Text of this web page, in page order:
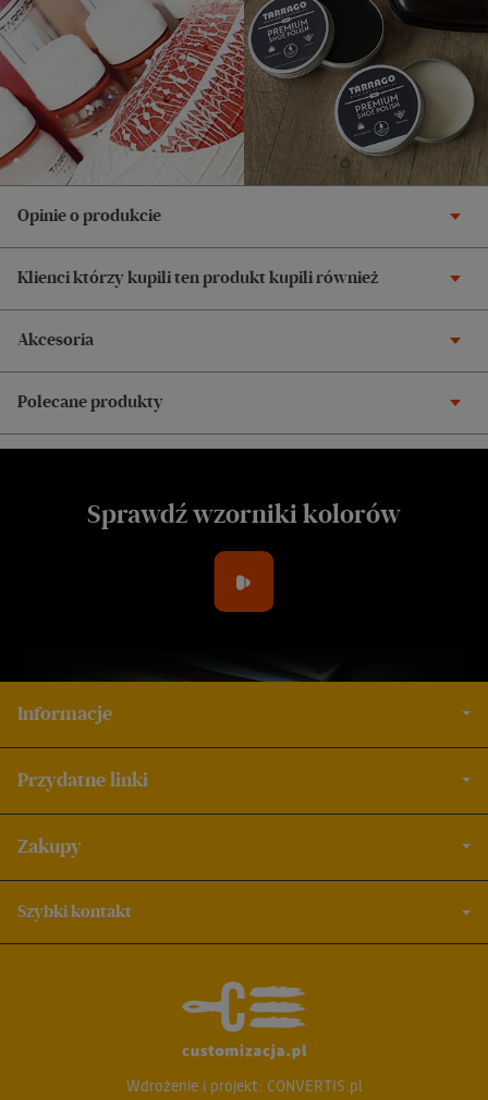
Opinie o produkcie
Klienci którzy kupili ten produkt kupili również
Akcesoria
Polecane produkty
Sprawdź wzorniki kolorów
Informacje
Przydatne linki
Zakupy
Szybki kontakt
Wdrożenie i projekt: CONVERTIS.pl